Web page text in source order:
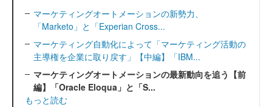
マーケティングオートメーションの新勢力、
「Marketo」と「Experian Cross...
マーケティング自動化によって「マーケティング活動の
主導権を企業に取り戻す」【中編】「IBM...
マーケティングオートメーションの最新動向を追う【前
編】「Oracle Eloqua」と「S...
もっと読む